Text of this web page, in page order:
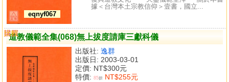
eqnyf067
據＜台灣本土宗教信仰＞壹書，國立...
道教儀範全集(068)無上拔度請庫三獻科儀
出版社: 逸群
出版日: 2003-03-01
定價: NT$300元
特價: 85折 NT$255元
購買
比較